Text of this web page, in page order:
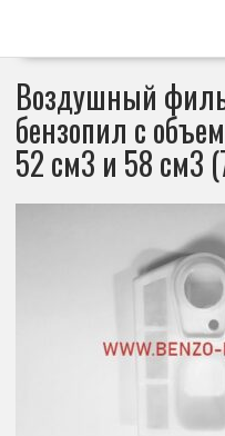
Воздушный
бензопил с
52 см3 и 58 см3